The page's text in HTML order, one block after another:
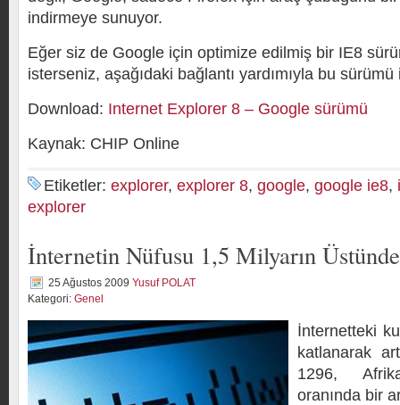
indirmeye sunuyor.
Eğer siz de Google için optimize edilmiş bir IE8
isterseniz, aşağıdaki bağlantı yardımıyla bu
Download: Internet Explorer 8 – Google sürümü
Kaynak: CHIP Online
Etiketler: explorer, explorer 8, google, google ie8,
explorer
İnternetin Nüfusu 1,5 Milyarın Üstünde
25 Ağustos 2009 Yusuf POLAT
Kategori: Genel
İnternetteki
katlanarak
1296,
oranında bir